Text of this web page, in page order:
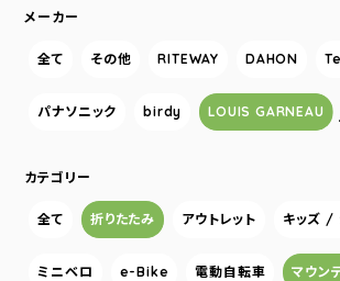
メーカー
全て その他 RITEWAY DAHON
パナソニック birdy LOUIS GARNEAU
カテゴリー
全て 折りたたみ アウトレット キッズ /
ミニベロ e-Bike 電動自転車 マウン